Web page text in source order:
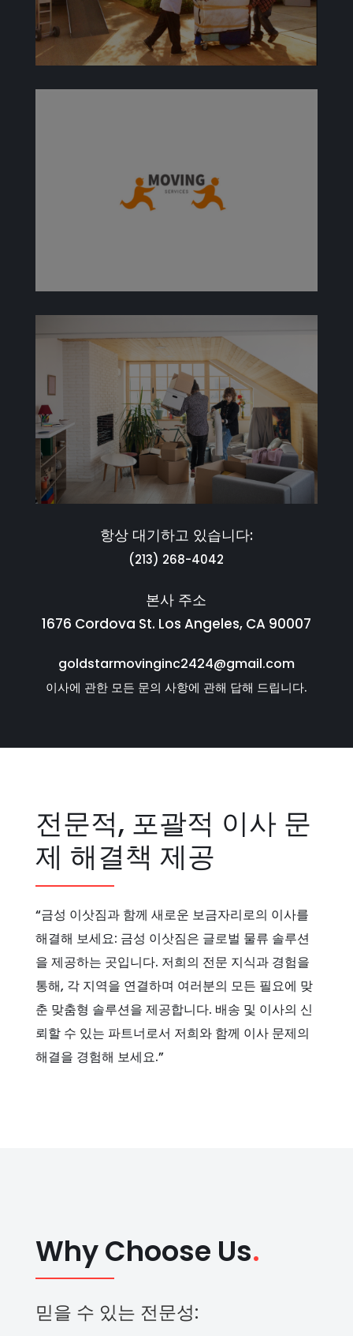
항상 대기하고 있습니다:
(213) 268-4042
본사 주소
1676 Cordova St. Los Angeles, CA 90007
goldstarmovinginc2424@gmail.com
이사에 관한 모든 문의 사항에 관해 답해 드립니다.
전문적, 포괄적 이사 문
제 해결책 제공
“금성 이삿짐과 함께 새로운 보금자리로의 이사를
해결해 보세요: 금성 이삿짐은 글로벌 물류 솔루션
을 제공하는 곳입니다. 저희의 전문 지식과 경험을
통해, 각 지역을 연결하며 여러분의 모든 필요에 맞
춘 맞춤형 솔루션을 제공합니다. 배송 및 이사의 신
뢰할 수 있는 파트너로서 저희와 함께 이사 문제의
해결을 경험해 보세요.”
Why Choose Us.
믿을 수 있는 전문성: